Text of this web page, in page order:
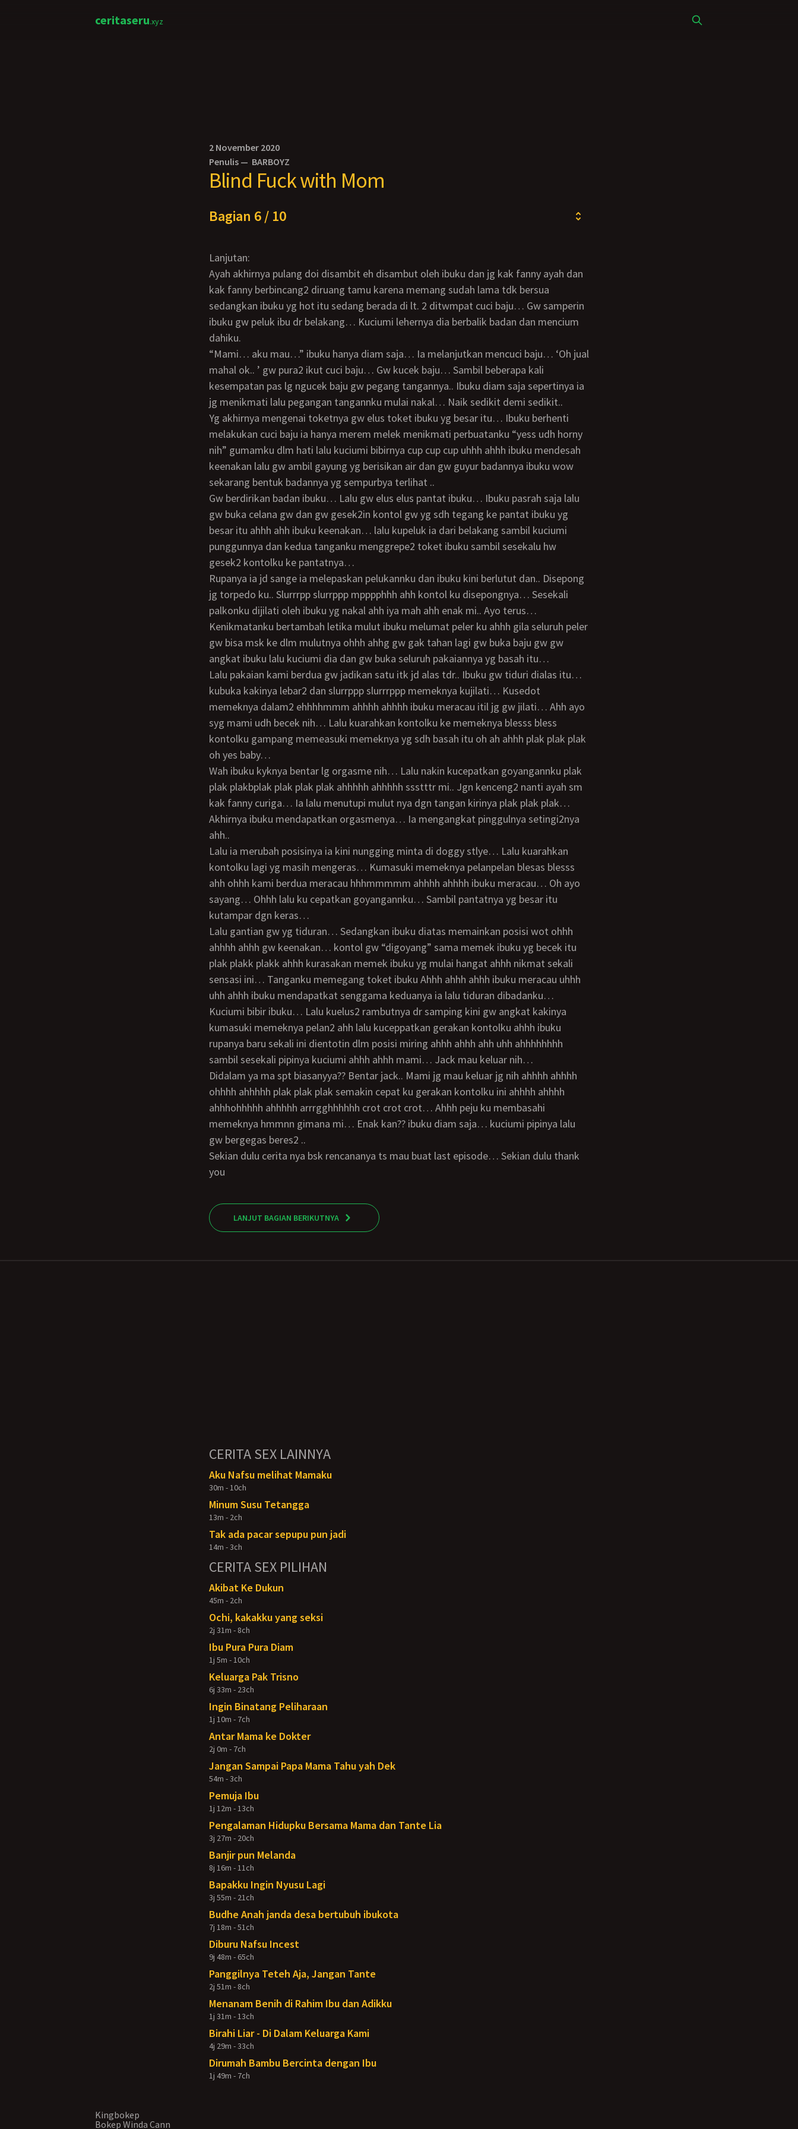
ceritaseru.xyz
2 November 2020
Penulis — BARBOYZ
Blind Fuck with Mom
Bagian 6 / 10
Lanjutan:
Ayah akhirnya pulang doi disambit eh disambut oleh ibuku dan jg kak fanny ayah dan
kak fanny berbincang2 diruang tamu karena memang sudah lama tdk bersua
sedangkan ibuku yg hot itu sedang berada di lt. 2 ditwmpat cuci baju… Gw samperin
ibuku gw peluk ibu dr belakang… Kuciumi lehernya dia berbalik badan dan mencium
dahiku.
“mami… aku mau…” ibuku hanya diam saja… Ia melanjutkan mencuci baju… ‘Oh jual
mahal ok.. ’ gw pura2 ikut cuci baju… Gw kucek baju… Sambil beberapa kali
kesempatan pas lg ngucek baju gw pegang tangannya.. Ibuku diam saja sepertinya ia
jg menikmati lalu pegangan tangannku mulai nakal… Naik sedikit demi sedikit..
yg akhirnya mengenai toketnya gw elus toket ibuku yg besar itu… Ibuku berhenti
melakukan cuci baju ia hanya merem melek menikmati perbuatanku “yess udh horny
nih” gumamku dlm hati lalu kuciumi bibirnya cup cup cup uhhh ahhh ibuku mendesah
keenakan lalu gw ambil gayung yg berisikan air dan gw guyur badannya ibuku wow
sekarang bentuk badannya yg sempurbya terlihat ..
gw berdirikan badan ibuku… Lalu gw elus elus pantat ibuku… Ibuku pasrah saja lalu
gw buka celana gw dan gw gesek2in kontol gw yg sdh tegang ke pantat ibuku yg
besar itu ahhh ahh ibuku keenakan… lalu kupeluk ia dari belakang sambil kuciumi
punggunnya dan kedua tanganku menggrepe2 toket ibuku sambil sesekalu hw
gesek2 kontolku ke pantatnya…
Rupanya ia jd sange ia melepaskan pelukannku dan ibuku kini berlutut dan.. Disepong
jg torpedo ku.. Slurrrpp slurrppp mpppphhh ahh kontol ku disepongnya… Sesekali
palkonku dijilati oleh ibuku yg nakal ahh iya mah ahh enak mi.. Ayo terus…
Kenikmatanku bertambah letika mulut ibuku melumat peler ku ahhh gila seluruh peler
gw bisa msk ke dlm mulutnya ohhh ahhg gw gak tahan lagi gw buka baju gw gw
angkat ibuku lalu kuciumi dia dan gw buka seluruh pakaiannya yg basah itu…
Lalu pakaian kami berdua gw jadikan satu itk jd alas tdr.. Ibuku gw tiduri dialas itu…
kubuka kakinya lebar2 dan slurrppp slurrrppp memeknya kujilati… Kusedot
memeknya dalam2 ehhhhmmm ahhhh ahhhh ibuku meracau itil jg gw jilati… Ahh ayo
syg mami udh becek nih… Lalu kuarahkan kontolku ke memeknya blesss bless
kontolku gampang memeasuki memeknya yg sdh basah itu oh ah ahhh plak plak plak
oh yes baby…
Wah ibuku kyknya bentar lg orgasme nih… Lalu nakin kucepatkan goyangannku plak
plak plakbplak plak plak plak ahhhhh ahhhhh ssstttr mi.. Jgn kenceng2 nanti ayah sm
kak fanny curiga… Ia lalu menutupi mulut nya dgn tangan kirinya plak plak plak…
Akhirnya ibuku mendapatkan orgasmenya… Ia mengangkat pinggulnya setingi2nya
ahh..
Lalu ia merubah posisinya ia kini nungging minta di doggy stlye… Lalu kuarahkan
kontolku lagi yg masih mengeras… Kumasuki memeknya pelanpelan blesas blesss
ahh ohhh kami berdua meracau hhhmmmmm ahhhh ahhhh ibuku meracau… Oh ayo
sayang… Ohhh lalu ku cepatkan goyangannku… Sambil pantatnya yg besar itu
kutampar dgn keras…
Lalu gantian gw yg tiduran… Sedangkan ibuku diatas memainkan posisi wot ohhh
ahhhh ahhh gw keenakan… kontol gw “digoyang” sama memek ibuku yg becek itu
plak plakk plakk ahhh kurasakan memek ibuku yg mulai hangat ahhh nikmat sekali
sensasi ini… Tanganku memegang toket ibuku Ahhh ahhh ahhh ibuku meracau uhhh
uhh ahhh ibuku mendapatkat senggama keduanya ia lalu tiduran dibadanku…
Kuciumi bibir ibuku… Lalu kuelus2 rambutnya dr samping kini gw angkat kakinya
kumasuki memeknya pelan2 ahh lalu kuceppatkan gerakan kontolku ahhh ibuku
rupanya baru sekali ini dientotin dlm posisi miring ahhh ahhh ahh uhh ahhhhhhhh
sambil sesekali pipinya kuciumi ahhh ahhh mami… Jack mau keluar nih…
Didalam ya ma spt biasanyya?? Bentar jack.. Mami jg mau keluar jg nih ahhhh ahhhh
ohhhh ahhhhh plak plak plak semakin cepat ku gerakan kontolku ini ahhhh ahhhh
ahhhohhhhh ahhhhh arrrgghhhhhh crot crot crot… Ahhh peju ku membasahi
memeknya hmmnn gimana mi… Enak kan?? ibuku diam saja… kuciumi pipinya lalu
gw bergegas beres2 ..
Sekian dulu cerita nya bsk rencananya ts mau buat last episode… Sekian dulu thank
you
LANJUT BAGIAN BERIKUTNYA
CERITA SEX LAINNYA
Aku Nafsu melihat Mamaku
30m - 10ch
Minum Susu Tetangga
13m - 2ch
Tak ada pacar sepupu pun jadi
14m - 3ch
CERITA SEX PILIHAN
Akibat Ke Dukun
45m - 2ch
Ochi, kakakku yang seksi
2j 31m - 8ch
Ibu Pura Pura Diam
1j 5m - 10ch
Keluarga Pak Trisno
6j 33m - 23ch
Ingin Binatang Peliharaan
1j 10m - 7ch
Antar Mama ke Dokter
2j 0m - 7ch
Jangan Sampai Papa Mama Tahu yah Dek
54m - 3ch
Pemuja Ibu
1j 12m - 13ch
Pengalaman Hidupku Bersama Mama dan Tante Lia
3j 27m - 20ch
Banjir pun Melanda
8j 16m - 11ch
Bapakku Ingin Nyusu Lagi
3j 55m - 21ch
Budhe Anah janda desa bertubuh ibukota
7j 18m - 51ch
Diburu Nafsu Incest
9j 48m - 65ch
Panggilnya Teteh Aja, Jangan Tante
2j 51m - 8ch
Menanam Benih di Rahim Ibu dan Adikku
1j 31m - 13ch
Birahi Liar - Di Dalam Keluarga Kami
4j 29m - 33ch
Dirumah Bambu Bercinta dengan Ibu
1j 49m - 7ch
Kingbokep
Bokep Winda Cann